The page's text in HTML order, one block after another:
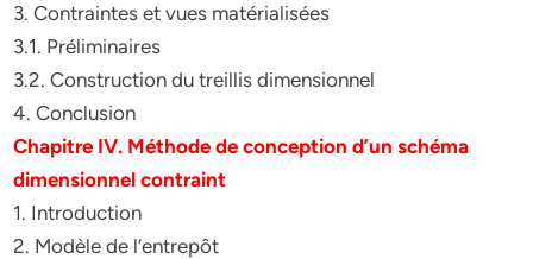
3. Contraintes et vues matérialisées
3.1. Préliminaires
3.2. Construction du treillis dimensionnel
4. Conclusion
Chapitre IV. Méthode de conception d’un schéma
dimensionnel contraint
1. Introduction
2. Modèle de l’entrepôt